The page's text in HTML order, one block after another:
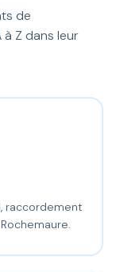
de
Z dans leur
raccordement